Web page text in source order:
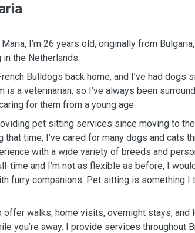
I’m 26 years old, originally from
in the Netherlands.
Bulldogs back home, and I’ve had dogs
is a veterinarian, so I’ve always been
for them from a young age.
pet sitting services since moving to
that time, I’ve cared for many dogs and cats
with a wide variety of breeds and
time and I’m not as flexible as before, I
furry companions. Pet sitting is something I
offer walks, home visits, overnight stays, and
you’re away. I provide services throughout